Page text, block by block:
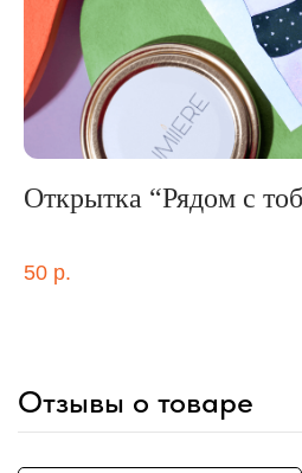
Открытка “Рядом с
50 р.
Отзывы о товаре